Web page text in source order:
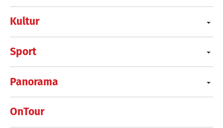
Kultur
Sport
Panorama
OnTour